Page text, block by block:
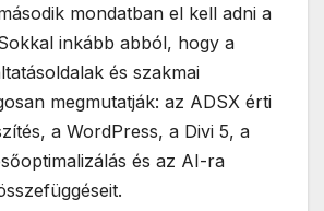
mondatban el kell adni a
inkább abból, hogy a
és szakmai
megmutatják: az ADSX érti
a WordPress, a Divi 5, a
és az AI-ra